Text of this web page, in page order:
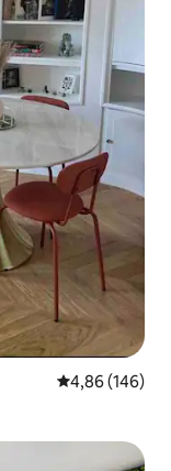
Prosječna
4,86 (146)